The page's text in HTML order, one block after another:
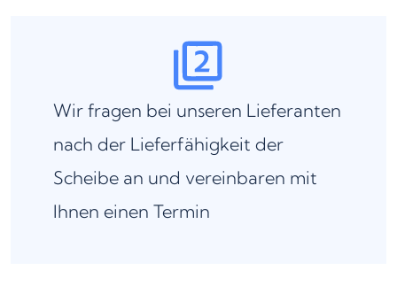
Wir fragen bei unseren Lieferanten
nach der Lieferfähigkeit der
Scheibe an und vereinbaren mit
Ihnen einen Termin